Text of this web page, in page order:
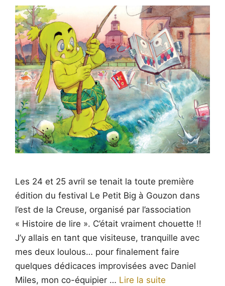
Les 24 et 25 avril se tenait la toute première
édition du festival Le Petit Big à Gouzon dans
l’est de la Creuse, organisé par l’association
« Histoire de lire ». C’était vraiment chouette !!
J’y allais en tant que visiteuse, tranquille avec
mes deux loulous… pour finalement faire
quelques dédicaces improvisées avec Daniel
Miles, mon co-équipier … Lire la suite